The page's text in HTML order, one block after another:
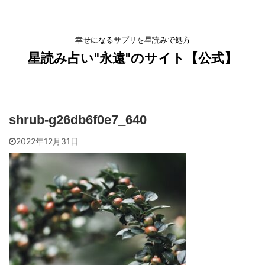
幸せになるサプリを星読みで処方
星読み占い"永遠"のサイト【公式】
shrub-g26db6f0e7_640
2022年12月31日